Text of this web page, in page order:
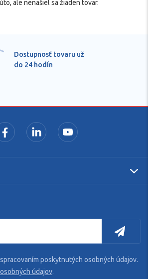
ale nenašiel sa žiaden tovar.
Dostupnosť tovaru už
do 24 hodín
poskytnutých osobných údajov.
údajov.